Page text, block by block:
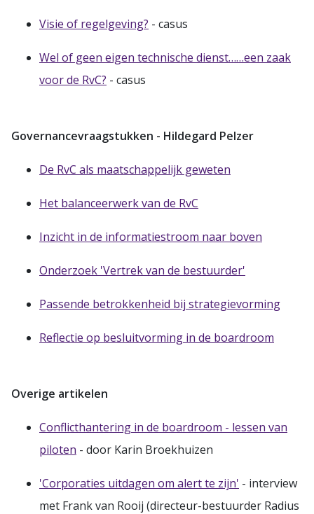
Visie of regelgeving? - casus
Wel of geen eigen technische dienst……een zaak
voor de RvC? - casus
Governancevraagstukken - Hildegard Pelzer
De RvC als maatschappelijk geweten
Het balanceerwerk van de RvC
Inzicht in de informatiestroom naar boven
Onderzoek 'Vertrek van de bestuurder'
Passende betrokkenheid bij strategievorming
Reflectie op besluitvorming in de boardroom
Overige artikelen
Conflicthantering in de boardroom - lessen van
piloten - door Karin Broekhuizen
'Corporaties uitdagen om alert te zijn' - interview
met Frank van Rooij (directeur-bestuurder Radius